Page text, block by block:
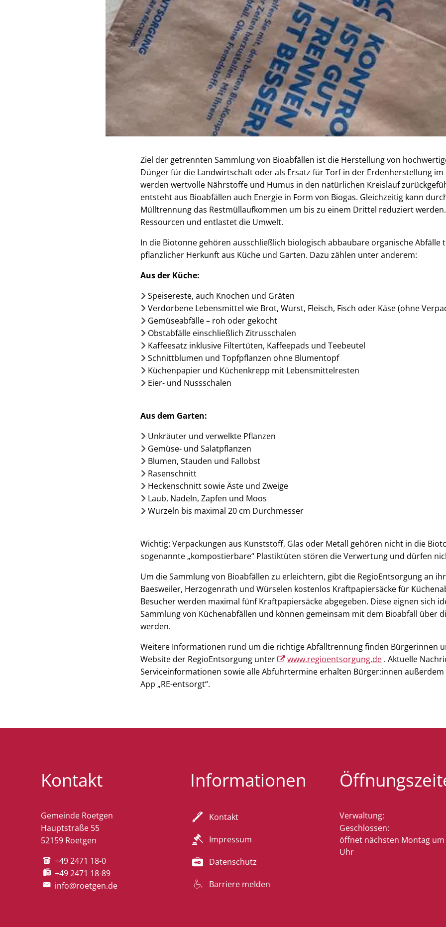
Ziel der getrennten Sammlung von Bioabfällen ist die Herstellung von
Dünger für die Landwirtschaft oder als Ersatz für Torf in der Erdenherstellung
werden wertvolle Nährstoffe und Humus in den natürlichen Kreislauf
entsteht aus Bioabfällen auch Energie in Form von Biogas. Gleichzeitig kann
Mülltrennung das Restmüllaufkommen um bis zu einem Drittel reduziert
Ressourcen und entlastet die Umwelt.
In die Biotonne gehören ausschließlich biologisch abbaubare organische Abfälle
pflanzlicher Herkunft aus Küche und Garten. Dazu zählen unter anderem:
Aus der Küche:
Speisereste, auch Knochen und Gräten
Verdorbene Lebensmittel wie Brot, Wurst, Fleisch, Fisch oder Käse (ohne
Gemüseabfälle – roh oder gekocht
Obstabfälle einschließlich Zitrusschalen
Kaffeesatz inklusive Filtertüten, Kaffeepads und Teebeutel
Schnittblumen und Topfpflanzen ohne Blumentopf
Küchenpapier und Küchenkrepp mit Lebensmittelresten
Eier- und Nussschalen
Aus dem Garten:
Unkräuter und verwelkte Pflanzen
Gemüse- und Salatpflanzen
Blumen, Stauden und Fallobst
Rasenschnitt
Heckenschnitt sowie Äste und Zweige
Laub, Nadeln, Zapfen und Moos
Wurzeln bis maximal 20 cm Durchmesser
Wichtig: Verpackungen aus Kunststoff, Glas oder Metall gehören nicht in die
sogenannte „kompostierbare“ Plastiktüten stören die Verwertung und dürfen
Um die Sammlung von Bioabfällen zu erleichtern, gibt die RegioEntsorgung an
Baesweiler, Herzogenrath und Würselen kostenlos Kraftpapiersäcke für
Besucher werden maximal fünf Kraftpapiersäcke abgegeben. Diese eignen sich
Sammlung von Küchenabfällen und können gemeinsam mit dem Bioabfall über
werden.
Weitere Informationen rund um die richtige Abfalltrennung finden Bürgerinnen
Website der RegioEntsorgung unter
www.regioentsorgung.de . Aktuelle
Serviceinformationen sowie alle Abfuhrtermine erhalten Bürger:innen
App „RE-entsorgt“.
Kontakt
Gemeinde Roetgen
Hauptstraße 55
52159 Roetgen
+49 2471 18-0
+49 2471 18-89
info@roetgen.de
Informationen
Kontakt
Impressum
Datenschutz
Barriere melden
Verwaltung:
Klicken, um weitere
Geschlossen:
öffnet nächsten Montag um
Uhr